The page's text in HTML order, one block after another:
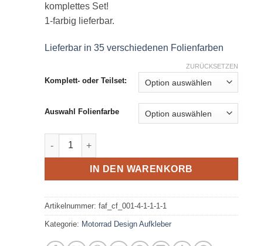
komplettes Set!
1-farbig lieferbar.
Lieferbar in 35 verschiedenen Folienfarben
Komplett- oder Teilset:
Auswahl Folienfarbe
ZURÜCKSETZEN
Motorrad Aufkleber Set - Streetfighter Menge
IN DEN WARENKORB
Artikelnummer: faf_cf_001-4-1-1-1-1
Kategorie: Motorrad Design Aufkleber